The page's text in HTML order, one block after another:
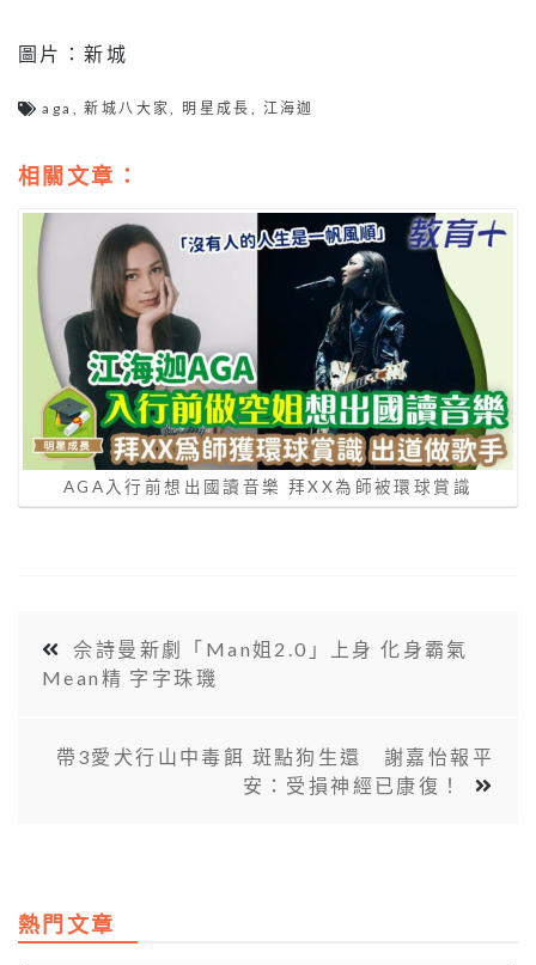
圖片：新城
aga ,新城八大家 明星成長 江海迦
相關文章：
AGA入行前想出國讀音樂 拜XX為師被環球賞識
佘詩曼新劇「Man姐2.0」上身 化身霸氣
Mean精 字字珠璣
帶3愛犬行山中毒餌 斑點狗生還 謝嘉怡報平
安：受損神經已康復！
熱門文章